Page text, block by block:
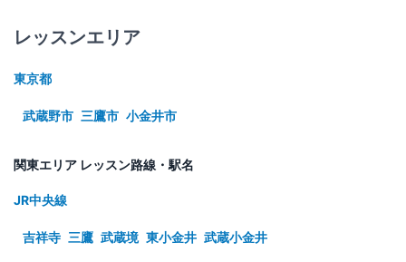
レッスンエリア
東京都
武蔵野市 三鷹市 小金井市
関東エリア レッスン路線・駅名
JR中央線
吉祥寺 三鷹 武蔵境 東小金井 武蔵小金井